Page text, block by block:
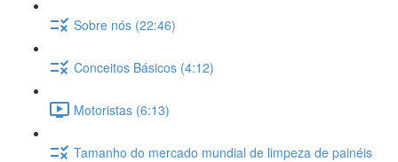
Sobre nós (22:46)
Conceitos Básicos (4:12)
Motoristas (6:13)
Tamanho do mercado mundial de limpeza de painéis